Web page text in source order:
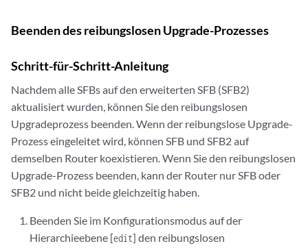
Beenden des reibungslosen Upgrade-Prozesses
Schritt-für-Schritt-Anleitung
Nachdem alle SFBs auf den erweiterten SFB (SFB2)
aktualisiert wurden, können Sie den reibungslosen
Upgradeprozess beenden. Wenn der reibungslose Upgrade-
Prozess eingeleitet wird, können SFB und SFB2 auf
demselben Router koexistieren. Wenn Sie den reibungslosen
Upgrade-Prozess beenden, kann der Router nur SFB oder
SFB2 und nicht beide gleichzeitig haben.
Beenden Sie im Konfigurationsmodus auf der
Hierarchieebene [edit] den reibungslosen